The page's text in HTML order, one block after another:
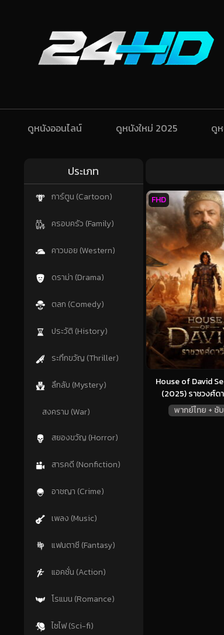
ดูหนังออนไลน์ ดูหนังใหม่ 2025 ดู
ประเภท
การ์ตูน (Cartoon)
ครอบครัว (Family)
คาวบอย (Western)
ดราม่า (Drama)
ตลก (Comedy)
ประวัติ (History)
ระทึกขวัญ (Thriller)
ลึกลับ (Mystery)
สงคราม (War)
สยองขวัญ (Horror)
สารคดี (Nonfiction)
อาชญา (Crime)
เพลง (Music)
แฟนตาซี (Fantasy)
แอคชั่น (Action)
โรแมน (Romance)
ไซไฟ (Sci-fi)
House of David
(2025) ราชวงศ์ด
พากย์ไทย + ซั
FHD